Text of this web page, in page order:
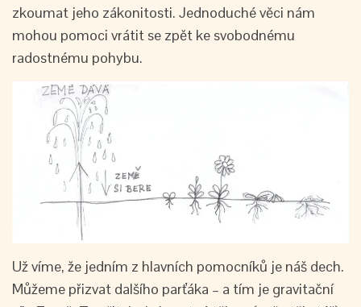
zkoumat jeho zákonitosti. Jednoduché věci nám
mohou pomoci vrátit se zpět ke svobodnému
radostnému pohybu.
Už víme, že jedním z hlavních pomocníků je náš dech.
Můžeme přizvat dalšího parťáka – a tím je gravitační